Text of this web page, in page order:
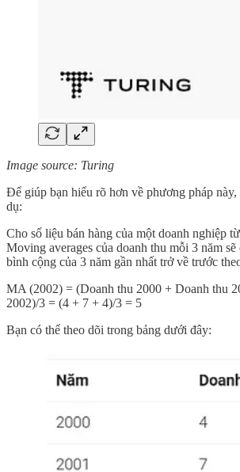
Image source: Turing
Để giúp bạn hiểu rõ hơn về phương pháp
dụ:
Cho số liệu bán hàng của một doanh nghiệp
Moving averages của doanh thu mỗi 3 năm
bình cộng của 3 năm gần nhất trở về trước
MA (2002) = (Doanh thu 2000 + Doanh thu
2002)/3 = (4 + 7 + 4)/3 = 5
Bạn có thể theo dõi trong bảng dưới đây: